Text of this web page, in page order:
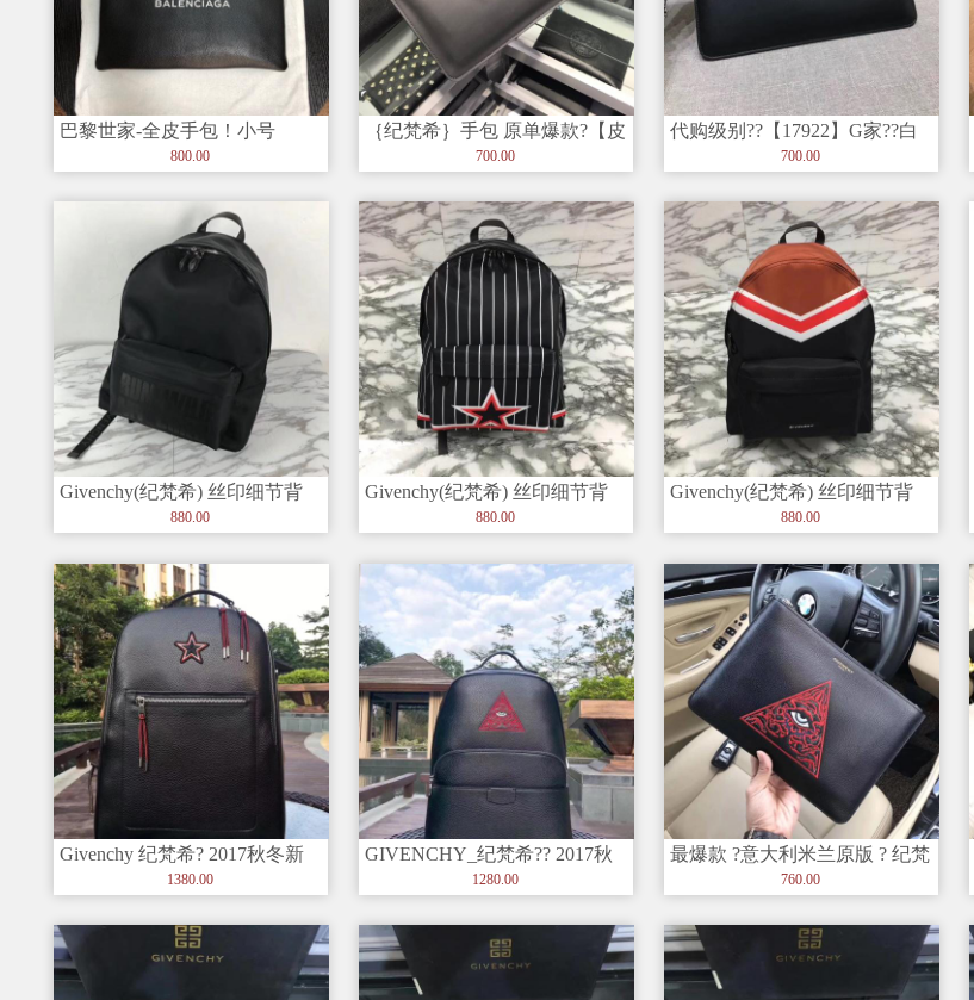
巴黎世家-全皮手包！小号
28cm-–大号34cm-一个很好表
800.00
｛纪梵希｝手包 原单爆款?【皮
料：进口牛皮 】 ｛尺寸：28
700.00
代购级别??【17922】G家??白
字母 打造完美经典款?
700.00
Givenchy(纪梵希) 丝印细节背
包 顶部全皮手柄 可
880.00
Givenchy(纪梵希) 丝印细节背
包 顶部全皮手柄 可
880.00
Givenchy(纪梵希) 丝印细节背
包 顶部全皮手柄 可
880.00
Givenchy 纪梵希? 2017秋冬新
品 ?简单大方单五
1380.00
GIVENCHY_纪梵希?? 2017秋
冬新品 三角图案 -
1280.00
最爆款 ?意大利米兰原版 ? 纪梵
希?顶级货，进口原版皮刺
760.00